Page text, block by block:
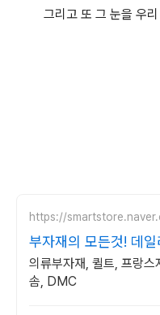
그리고 또 그 눈을 우
https://
부자재의 모든것! 데
소품
의류부자재, 퀼트, 프랑
솜, DMC